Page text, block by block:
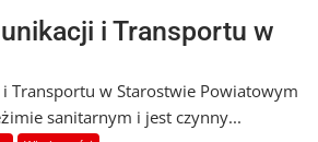
i Transportu w
i Transportu w Starostwie Powiatowym
sanitarnym i jest czynny...